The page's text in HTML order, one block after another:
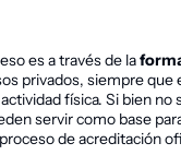
es a través de la
privados, siempre que
física. Si bien no
servir como base
de acreditación